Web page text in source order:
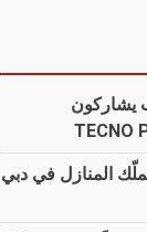
يشاركون
المنازل في دبي